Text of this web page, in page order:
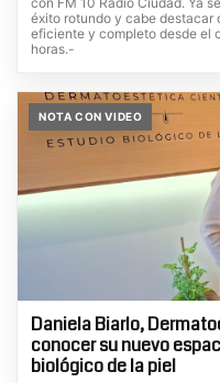
éxito rotundo y cabe destacar
eficiente y completo desde el
horas.-
NOTA CON VIDEO
Daniela Biarlo,
conocer su nuevo
biológico de la piel